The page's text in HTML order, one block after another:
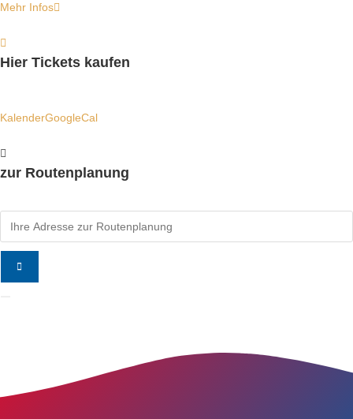
Mehr Infos
Hier Tickets kaufen
KalenderGoogleCal
zur Routenplanung
Adresse